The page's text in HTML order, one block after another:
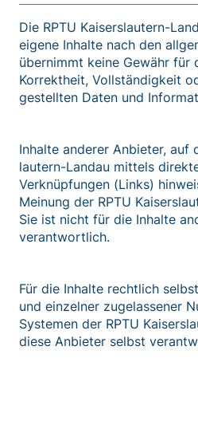
Die RPTU Kaisers­lautern-
eigene Inhalte nach den
übernimmt keine Gewähr für
Korrektheit, Vollständig­keit
gestellten Daten und
Inhalte anderer Anbieter, auf
lautern-Landau mittels
Verknüpfungen (Links)
Meinung der RPTU
Sie ist nicht für die Inhalte
verantwortlich.
Für die Inhalte rechtlich
und einzelner zugelassener
Systemen der RPTU
diese Anbieter selbst